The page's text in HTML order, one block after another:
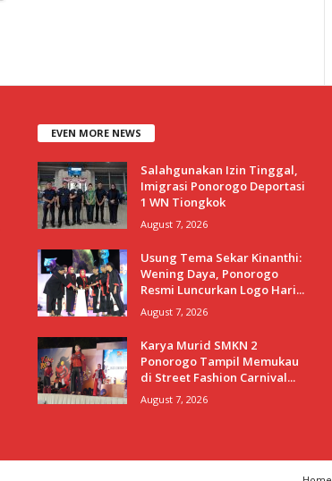
EVEN MORE NEWS
Salahgunakan Izin Tinggal,
Imigrasi Ponorogo Deportasi
1 WN Tiongkok
August 7, 2026
Usung Tema Sekar Kinanthi:
Wening Daya, Ponorogo
Resmi Luncurkan Logo Hari...
August 7, 2026
Karya Murid SMKN 2
Ponorogo Tampil Memukau
di Street Fashion Carnival...
August 7, 2026